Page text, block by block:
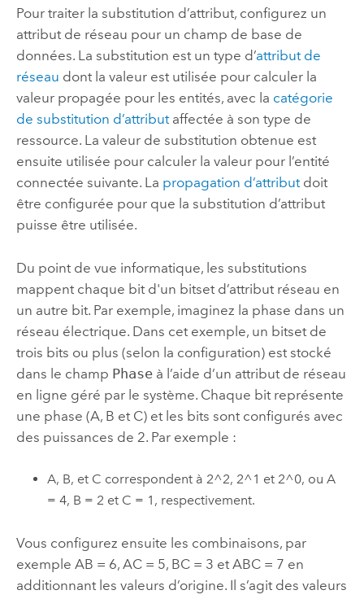
Pour traiter la substitution d’attribut, configurez un
attribut de réseau pour un champ de base de
données. La substitution est un type d’attribut de
réseau dont la valeur est utilisée pour calculer la
valeur propagée pour les entités, avec la catégorie
de substitution d’attributaffectée à son type de
ressource. La valeur de substitution obtenue est
ensuite utilisée pour calculer la valeur pour l’entité
connectée suivante. La propagation d’attributdoit
être configurée pour que la substitution d’attribut
puisse être utilisée.
Du point de vue informatique, les substitutions
mappent chaque bit d'un bitset d’attribut réseau en
un autre bit. Par exemple, imaginez la phase dans un
réseau électrique. Dans cet exemple, un bitset de
trois bits ou plus (selon la configuration) est stocké
dans le champ Phaseà l’aide d’un attribut de réseau
en ligne géré par le système. Chaque bit représente
une phase (A, B et C) et les bits sont configurés avec
des puissances de 2. Par exemple :
A, B, et C correspondent à 2^2, 2^1 et 2^0, ou A
= 4, B = 2 et C = 1, respectivement.
Vous configurez ensuite les combinaisons, par
exemple AB = 6, AC = 5, BC = 3 et ABC = 7 en
additionnant les valeurs d’origine. Il s’agit des valeurs